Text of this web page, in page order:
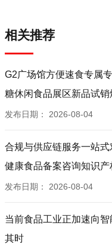
牧家科技有限公司
唐山汇*行工贸有限公
天津世成博发商贸有
上海弘准进出口有限
秦皇岛金仓商贸有限
宁波万泰食品有限公
武汉金锣通食品销售
新常乐（北京）供应
无锡大德兴供应链有
无锡周末时光有限公
相关推荐
G2广场馆方便速食专属
糖休闲食品展区新品试
发布日期： 2026-08-04
合规与供应链服务一站
健康食品备案咨询知识产
发布日期： 2026-08-04
当前食品工业正加速向
其时